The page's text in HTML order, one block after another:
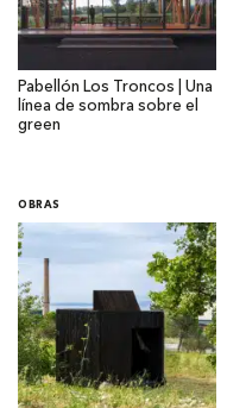
Pabellón Los Troncos | Una
línea de sombra sobre el
green
OBRAS